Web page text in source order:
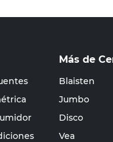
Más de
Blaisten
Jumbo
Disco
Vea